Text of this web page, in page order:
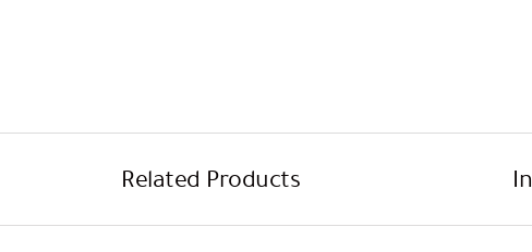
Related Products